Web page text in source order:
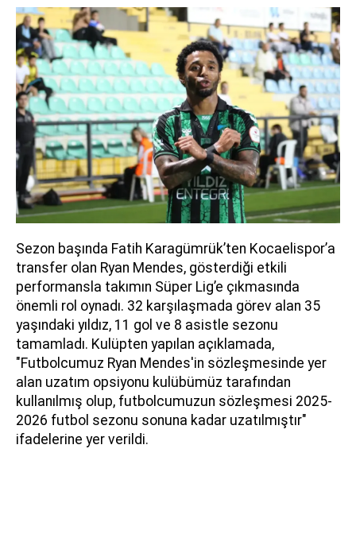
Sezon başında Fatih Karagümrük’ten Kocaelispor’a
transfer olan Ryan Mendes, gösterdiği etkili
performansla takımın Süper Lig’e çıkmasında
önemli rol oynadı. 32 karşılaşmada görev alan 35
yaşındaki yıldız, 11 gol ve 8 asistle sezonu
tamamladı. Kulüpten yapılan açıklamada,
"Futbolcumuz Ryan Mendes'in sözleşmesinde yer
alan uzatım opsiyonu kulübümüz tarafından
kullanılmış olup, futbolcumuzun sözleşmesi 2025-
2026 futbol sezonu sonuna kadar uzatılmıştır"
ifadelerine yer verildi.